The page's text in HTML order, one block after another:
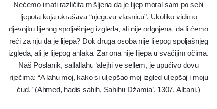
Nećemo imati različita mišljena da je lijep moral sam po sebi
ljepota koja ukrašava “njegovu vlasnicu”. Ukoliko vidimo
djevojku lijepog spoljašnjeg izgleda, ali nije odgojena, da li ćemo
reći za nju da je lijepa? Dok druga osoba nije lijepog spoljašnjeg
izgleda, ali je lijepog ahlaka. Zar ona nije lijepa u svačijim očima.
Naš Poslanik, sallallahu ‘alejhi ve sellem, je upućivo dovu
riječima: “Allahu moj, kako si uljepšao moj izgled uljepšaj i moju
ćud.” (Ahmed, hadis sahih, Sahihu Džamia’, 1307, Albani.)